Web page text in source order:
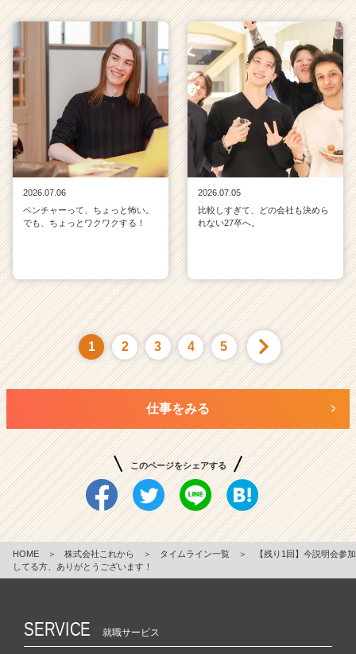
2026.07.06
ベンチャーって、ちょっと怖い。
でも、ちょっとワクワクする！
2026.07.05
比較しすぎて、どの会社も決めら
れない27卒へ。
1 2 3 4 5
仕事をみる
このページをシェアする
HOME ＞ 株式会社これから ＞ タイムライン一覧 ＞
【残り1回】今説明会参加
してる方、ありがとうございます！
SERVICE 就職サービス